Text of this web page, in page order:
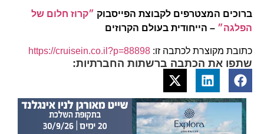
ברוכים המצטרפים לקבוצת הפייסבוק״קרוז חלום של
הפלגה״– הייחודית בעולם הקרוזים
כתובת מקוצרת לכתבה זו: https://cruisein.co.il?p=88898
שתפו את הכתבה ברשתות החברתיות: